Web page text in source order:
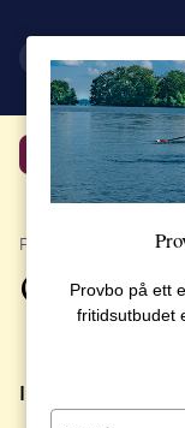
Tillbaka
PUBLICERAT 11
Öppet
Information om
Provbo på ett
fritidsutbudet